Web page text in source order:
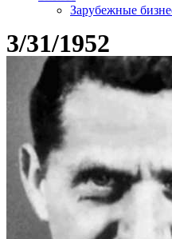
Зарубежные
3/31/1952